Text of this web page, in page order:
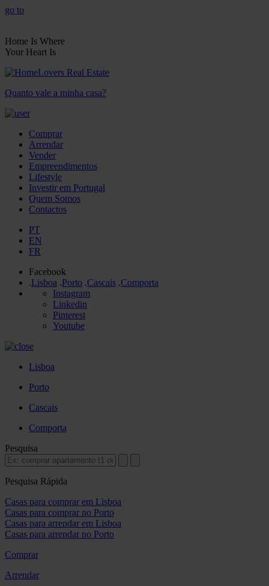
go to
Home Is Where
Your Heart Is
Quanto vale a minha casa?
Comprar
Arrendar
Vender
Empreendimentos
Lifestyle
Investir em Portugal
Quem Somos
Contactos
PT
EN
FR
Facebook
.Lisboa .Porto .Cascais .Comporta
Instagram
Linkedin
Pinterest
Youtube
Lisboa
Porto
Cascais
Comporta
Pesquisa
Pesquisa Rápida
Casas para comprar em Lisboa
Casas para comprar no Porto
Casas para arrendar em Lisboa
Casas para arrendar no Porto
Comprar
Arrendar